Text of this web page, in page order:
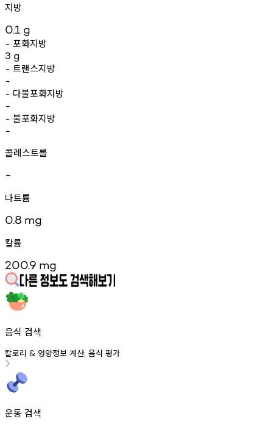
지방
0.1 g
- 포화지방
3 g
- 트랜스지방
-
- 다불포화지방
-
- 불포화지방
-
콜레스트롤
-
나트륨
0.8 mg
칼륨
200.9 mg
음식 검색
칼로리 & 영양정보 계산, 음식 평가
운동 검색